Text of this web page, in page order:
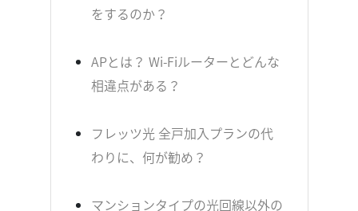
をするのか？
APとは？ Wi-Fiルーターとどんな
相違点がある？
フレッツ光 全戸加入プランの代
わりに、何が勧め？
マンションタイプの光回線以外の